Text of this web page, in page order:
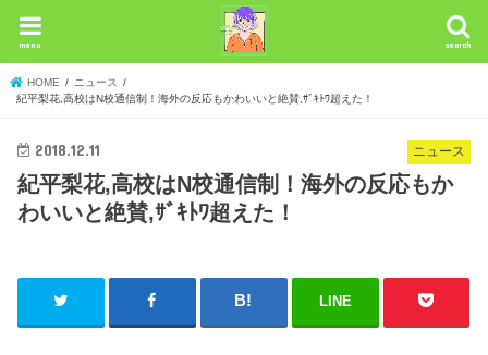
search
menu
HOME
ニュース
紀平梨花,高校はN校通信制！海外の反応もかわいいと絶賛,ｻﾞｷﾄﾜ超えた！
ニュース
2018.12.11
紀平梨花,高校はN校通信制！海外の反応もか
わいいと絶賛,ｻﾞｷﾄﾜ超えた！
LINE